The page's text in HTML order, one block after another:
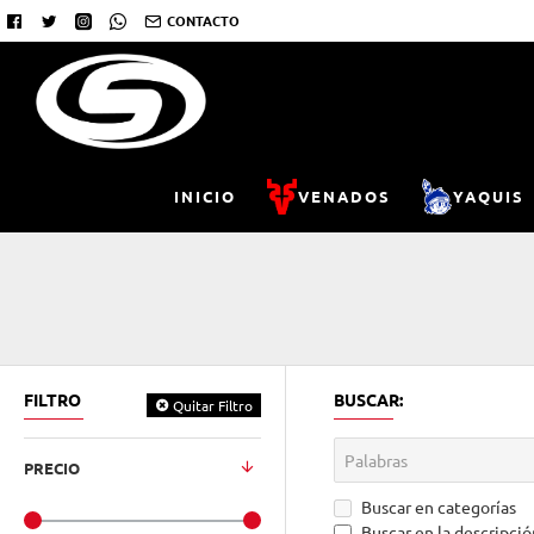
CONTACTO
INICIO VENADOS YAQUIS
FILTRO Quitar Filtro
PRECIO
BUSCAR:
Buscar en categorías